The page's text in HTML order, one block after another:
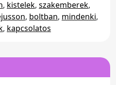
, kistelek, szakemberek,
, boltban, mindenki,
, kapcsolatos